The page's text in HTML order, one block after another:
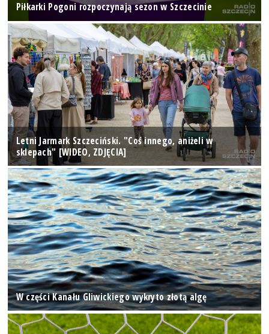
Piłkarki Pogoni rozpoczynają sezon w Szczecinie
Letni Jarmark Szczeciński. "Coś innego, aniżeli w
sklepach" [WIDEO, ZDJĘCIA]
W części Kanału Gliwickiego wykryto złotą algę